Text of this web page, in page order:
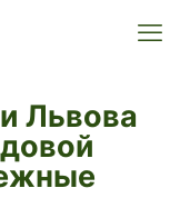
Львова